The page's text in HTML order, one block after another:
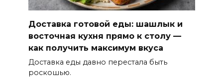
Доставка готовой еды: шашлык и
восточная кухня прямо к столу —
как получить максимум вкуса
Доставка еды давно перестала быть
роскошью.